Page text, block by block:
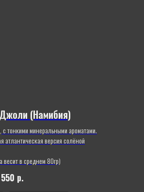
(Намибия)
тонкими минеральными ароматами.
атлантическая версия солёной
весит в среднем 80гр)
550 р.